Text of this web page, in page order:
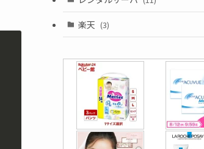
(6)
楽天 (3)